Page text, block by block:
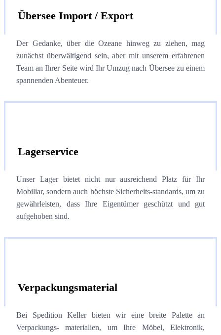
Übersee Import / Export
Der Gedanke, über die Ozeane hinweg zu ziehen, mag
zunächst überwältigend sein, aber mit unserem erfahrenen
Team an Ihrer Seite wird Ihr Umzug nach Übersee zu einem
spannenden Abenteuer.
Lagerservice
Unser Lager bietet nicht nur ausreichend Platz für Ihr
Mobiliar, sondern auch höchste Sicherheits-standards, um zu
gewährleisten, dass Ihre Eigentümer geschützt und gut
aufgehoben sind.
Verpackungsmaterial
Bei Spedition Keller bieten wir eine breite Palette an
Verpackungs- materialien, um Ihre Möbel, Elektronik,